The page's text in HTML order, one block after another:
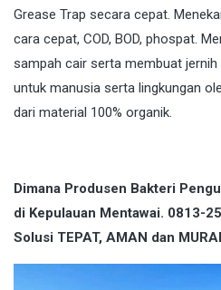
Grease Trap secara cepat.
cara cepat, COD, BOD, phospat.
sampah cair serta membuat jernih
untuk manusia serta lingkungan
dari material 100% organik.
Dimana Produsen Bakteri
di Kepulauan Mentawai. 0813-
Solusi TEPAT, AMAN dan